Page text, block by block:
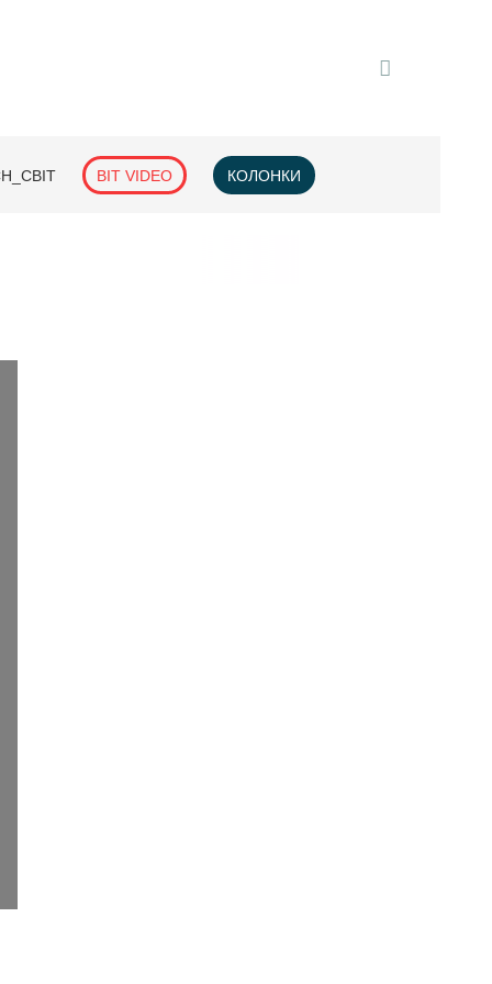
BIT VIDEO КОЛОНКИ